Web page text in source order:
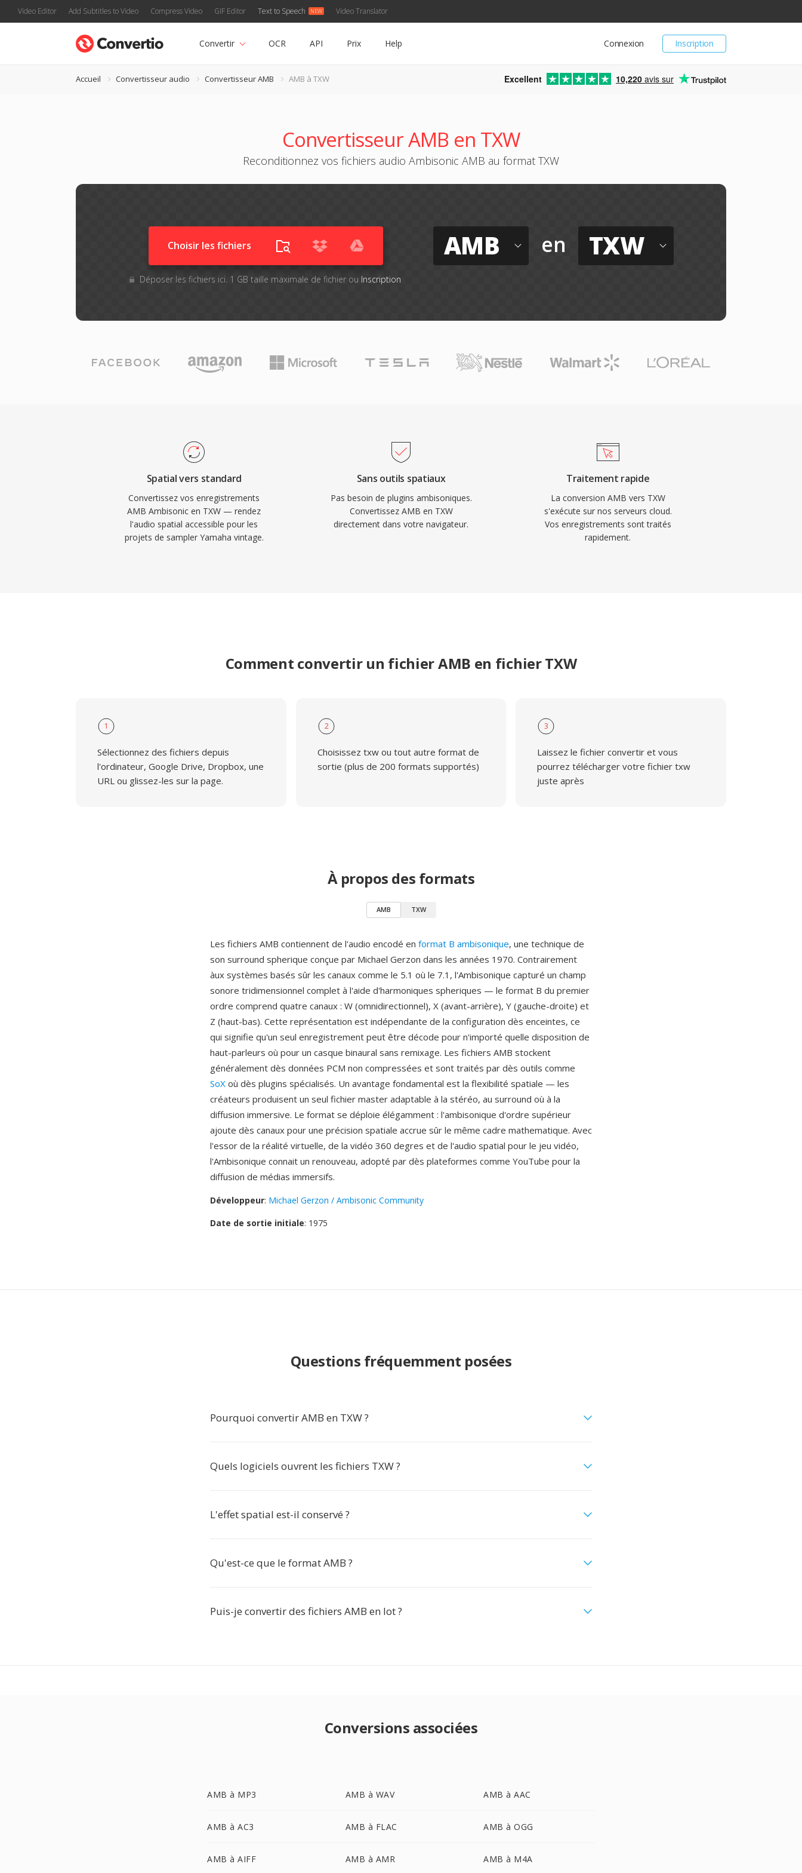
Video Editor Add Subtitles to Video Compress Video GIF Editor Text to Speech Video Translator
Inscription
Connexion
Convertir OCR API Prix Help
Accueil Convertisseur audio Convertisseur AMB AMB à TXW Excellent 10,220 avis sur
Convertisseur AMB en TXW
Reconditionnez vos fichiers audio Ambisonic AMB au format TXW
Choisir les fichiers
Déposer les fichiers ici. 1 GB taille maximale de fichier ou Inscription
AMB en TXW
Spatial vers standard
Convertissez vos enregistrements
AMB Ambisonic en TXW — rendez
l'audio spatial accessible pour les
projets de sampler Yamaha vintage.
Sans outils spatiaux
Pas besoin de plugins ambisoniques.
Convertissez AMB en TXW
directement dans votre navigateur.
Traitement rapide
La conversion AMB vers TXW
s'exécute sur nos serveurs cloud.
Vos enregistrements sont traités
rapidement.
Comment convertir un fichier AMB en fichier TXW
1
Sélectionnez des fichiers depuis
l'ordinateur, Google Drive, Dropbox, une
URL ou glissez-les sur la page.
2
Choisissez txw ou tout autre format de
sortie (plus de 200 formats supportés)
3
Laissez le fichier convertir et vous
pourrez télécharger votre fichier txw
juste après
À propos des formats
AMB TXW
Les fichiers AMB contiennent de l'audio encodé en format B ambisonique, une technique de
son surround spherique conçue par Michael Gerzon dans les années 1970. Contrairement
àux systèmes basés sûr les canaux comme le 5.1 où le 7.1, l'Ambisonique capturé un champ
sonore tridimensionnel complet à l'aide d'harmoniques spheriques — le format B du premier
ordre comprend quatre canaux : W (omnidirectionnel), X (avant-arrière), Y (gauche-droite) et
Z (haut-bas). Cette représentation est indépendante de la configuration dès enceintes, ce
qui signifie qu'un seul enregistrement peut être décode pour n'importé quelle disposition de
haut-parleurs où pour un casque binaural sans remixage. Les fichiers AMB stockent
généralement dès données PCM non compressées et sont traités par dès outils comme
SoX où dès plugins spécialisés. Un avantage fondamental est la flexibilité spatiale — les
créateurs produisent un seul fichier master adaptable à la stéréo, au surround où à la
diffusion immersive. Le format se déploie élégamment : l'ambisonique d'ordre supérieur
ajoute dès canaux pour une précision spatiale accrue sûr le même cadre mathematique. Avec
l'essor de la réalité virtuelle, de la vidéo 360 degres et de l'audio spatial pour le jeu vidéo,
l'Ambisonique connait un renouveau, adopté par dès plateformes comme YouTube pour la
diffusion de médias immersifs.
Développeur: Michael Gerzon / Ambisonic Community
Date de sortie initiale: 1975
Questions fréquemment posées
Pourquoi convertir AMB en TXW ?
Quels logiciels ouvrent les fichiers TXW ?
L'effet spatial est-il conservé ?
Qu'est-ce que le format AMB ?
Puis-je convertir des fichiers AMB en lot ?
Conversions associées
AMB à MP3 AMB à WAV AMB à AAC
AMB à AC3 AMB à FLAC AMB à OGG
AMB à AIFF AMB à AMR AMB à M4A